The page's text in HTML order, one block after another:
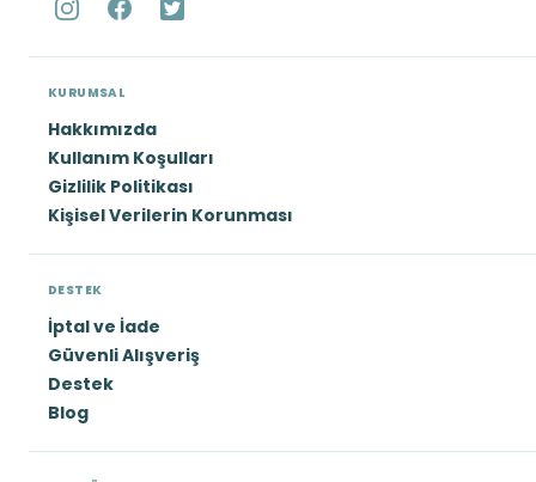
KURUMSAL
Hakkımızda
Kullanım Koşulları
Gizlilik Politikası
Kişisel Verilerin Korunması
DESTEK
İptal ve İade
Güvenli Alışveriş
Destek
Blog